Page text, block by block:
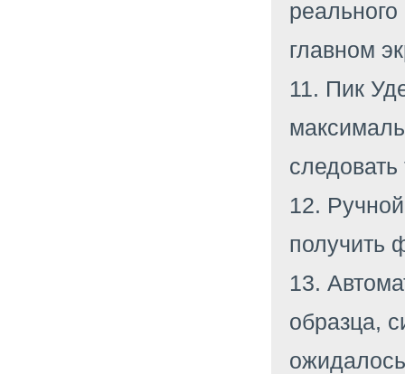
главном
11. Пик
12.
получить
13.
образца,